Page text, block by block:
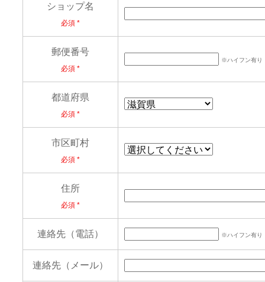
ショップ名
必須
郵便番号
必須
※ハイフン有り
都道府県
必須
市区町村
必須
住所
必須
連絡先（電話） ※ハイフン有り
連絡先（メール）